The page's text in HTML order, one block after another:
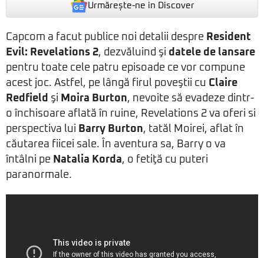
Urmărește-ne in Discover
Capcom a facut publice noi detalii despre Resident
Evil: Revelations 2, dezvăluind şi datele de lansare
pentru toate cele patru episoade ce vor compune
acest joc. Astfel, pe lângă firul poveştii cu Claire
Redfield şi Moira Burton, nevoite să evadeze dintr-
o închisoare aflată în ruine, Revelations 2 va oferi si
perspectiva lui Barry Burton, tatăl Moirei, aflat în
căutarea fiicei sale. În aventura sa, Barry o va
întâlni pe Natalia Korda, o fetiţă cu puteri
paranormale.